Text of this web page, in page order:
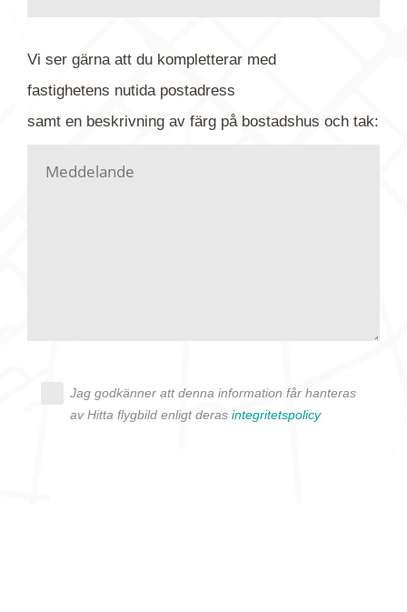
kontaktar dig så fort vi kan, givetvis utan
Vi ser gärna att du kompletterar med
fastighetens nutidapostadress
samt en beskrivning av färg på bostadshus och tak:
Jag godkänner att denna information får hanteras
av Hitta flygbild enligt deras integritetspolicy